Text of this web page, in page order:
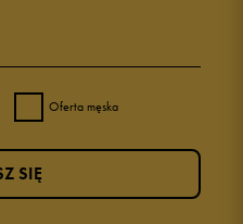
0%
Oferta męska
SIĘ